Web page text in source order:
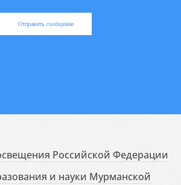
Отправить сообщение
Российской Федерации
и науки Мурманской